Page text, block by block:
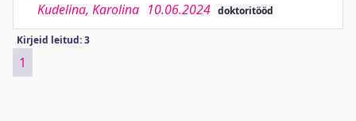
Kudelina, Karolina 10.06.2024 doktoritööd
Kirjeid leitud: 3
1